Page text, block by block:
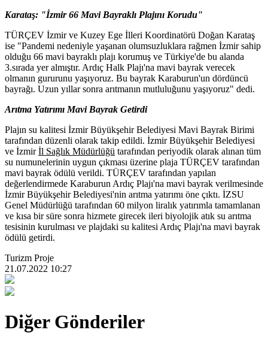
Karataş: "İzmir 66 Mavi Bayraklı Plajını Korudu"
TÜRÇEV İzmir ve Kuzey Ege İlleri Koordinatörü Doğan Karataş
ise "Pandemi nedeniyle yaşanan olumsuzluklara rağmen İzmir sahip
olduğu 66 mavi bayraklı plajı korumuş ve Türkiye'de bu alanda
3.sırada yer almıştır. Ardıç Halk Plajı'na mavi bayrak verecek
olmanın gururunu yaşıyoruz. Bu bayrak Karaburun'un dördüncü
bayrağı. Uzun yıllar sonra arıtmanın mutluluğunu yaşıyoruz" dedi.
Arıtma Yatırımı Mavi Bayrak Getirdi
Plajın su kalitesi İzmir Büyükşehir Belediyesi Mavi Bayrak Birimi
tarafından düzenli olarak takip edildi. İzmir Büyükşehir Belediyesi
ve İzmirİl Sağlık Müdürlüğü tarafından periyodik olarak alınan tüm
su numunelerinin uygun çıkması üzerine plaja TÜRÇEV tarafından
mavi bayrak ödülü verildi. TÜRÇEV tarafından yapılan
değerlendirmede Karaburun Ardıç Plajı'na mavi bayrak verilmesinde
İzmir Büyükşehir Belediyesi'nin arıtma yatırımı öne çıktı. İZSU
Genel Müdürlüğü tarafından 60 milyon liralık yatırımla tamamlanan
ve kısa bir süre sonra hizmete girecek ileri biyolojik atık su arıtma
tesisinin kurulması ve plajdaki su kalitesi Ardıç Plajı'na mavi bayrak
ödülü getirdi.
Turizm Proje
21.07.2022 10:27
Diğer Gönderiler